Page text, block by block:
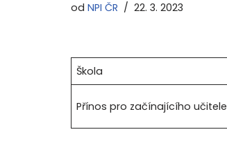
od NPI ČR 22. 3. 2023
Škola
Přínos pro začínajícího učitele